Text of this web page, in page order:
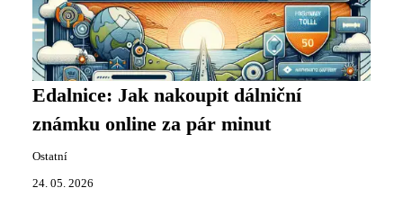
Edalnice: Jak nakoupit dálniční
známku online za pár minut
Ostatní
24. 05. 2026